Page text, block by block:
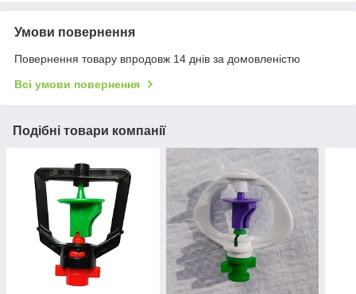
Умови повернення
Повернення товару впродовж 14 днів за домовленістю
Всі умови повернення
Подібні товари компанії